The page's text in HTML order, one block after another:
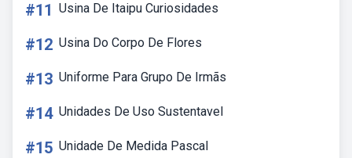
#11 Usina De Itaipu Curiosidades
#12 Usina Do Corpo De Flores
#13 Uniforme Para Grupo De Irmãs
#14 Unidades De Uso Sustentavel
#15 Unidade De Medida Pascal